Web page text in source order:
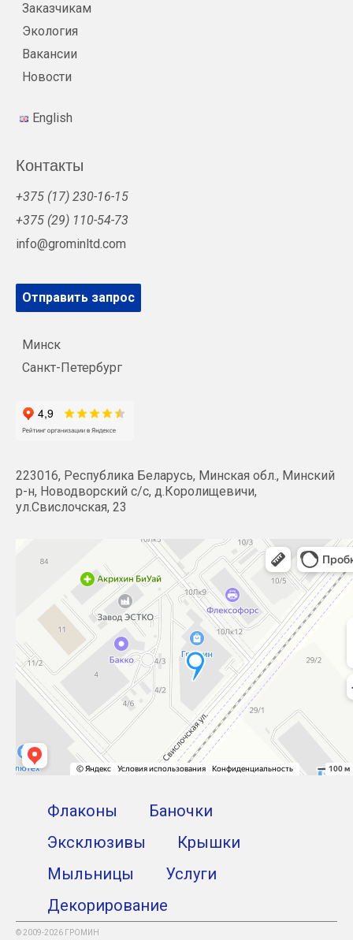
Заказчикам
Экология
Вакансии
Новости
English
Контакты
+375 (17) 230-16-15
+375 (29) 110-54-73
info@grominltd.com
Отправить запрос
Минск
Санкт-Петербург
223016, Республика Беларусь, Минская обл., Минский
р-н, Новодворский с/с, д.Королищевичи,
ул.Свислочская, 23
Флаконы
Баночки
Эксклюзивы
Крышки
Мыльницы
Услуги
Декорирование
© 2009-2026 ГРОМИН